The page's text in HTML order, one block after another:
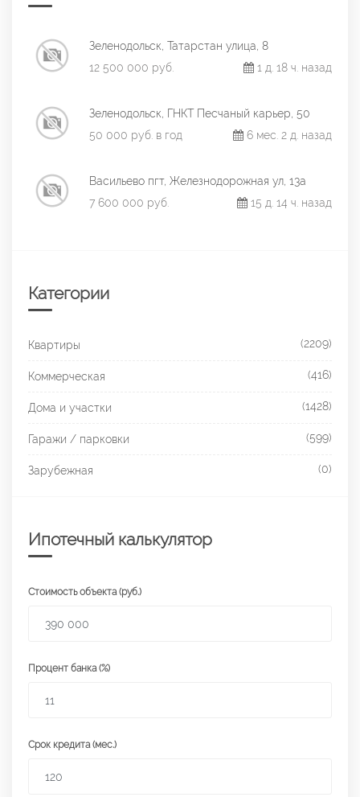
Зеленодольск, Татарстан улица, 8
12 500 000 руб.
1 д. 18 ч. назад
Зеленодольск, ГНКТ Песчаный карьер, 50
50 000 руб. в год
6 мес. 2 д. назад
Васильево пгт, Железнодорожная ул, 13а
7 600 000 руб.
15 д. 14 ч. назад
Категории
Квартиры (2209)
Коммерческая (416)
Дома и участки (1428)
Гаражи / парковки (599)
Зарубежная (0)
Ипотечный калькулятор
Стоимость объекта (руб.)
Процент банка (%)
Срок кредита (мес.)